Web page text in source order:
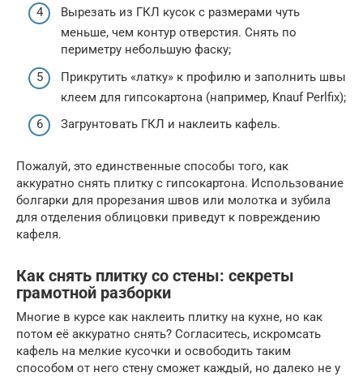
Вырезать из ГКЛ кусок с размерами чуть
меньше, чем контур отверстия. Снять по
периметру небольшую фаску;
Прикрутить «латку» к профилю и заполнить швы
клеем для гипсокартона (например, Knauf Perlfix);
Загрунтовать ГКЛ и наклеить кафель.
Пожалуй, это единственные способы того, как
аккуратно снять плитку с гипсокартона. Использование
болгарки для прорезания швов или молотка и зубила
для отделения облицовки приведут к повреждению
кафеля.
Как снять плитку со стены: секреты
грамотной разборки
Многие в курсе как наклеить плитку на кухне, но как
потом её аккуратно снять? Согласитесь, искромсать
кафель на мелкие кусочки и освободить таким
способом от него стену сможет каждый, но далеко не у